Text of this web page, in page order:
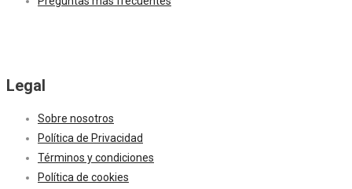
Legal
Sobre nosotros
Política de Privacidad
Términos y condiciones
Política de cookies